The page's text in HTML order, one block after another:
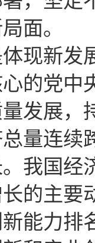
面。
新发展
的党中
发展，
量连续
我国经
的主要
能力排